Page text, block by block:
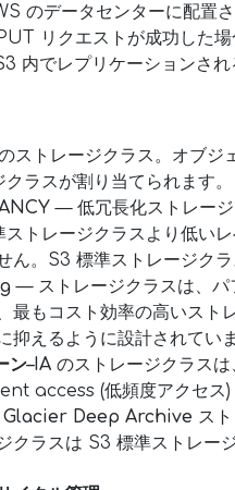
のデータセンターに配置
リクエストが成功した
内でレプリケーションされ
トレージクラス。オブジ
ラスが割り当てられます。
— 低冗長化ストレージ
トレージクラスより低い
ん。S3 標準ストレージク
— ストレージクラスは、パ
最もコスト効率の高いスト
抑えるように設計されていま
ン–IAのストレージクラスは
access (低頻度アクセス)
Glacier Deep Archive ス
クラスは S3 標準ストレー